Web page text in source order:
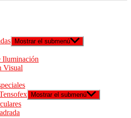
Mostrar el submenú
Iluminación
Visual
Mostrar el submenú